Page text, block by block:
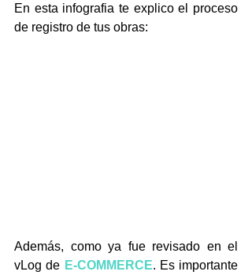
En esta infografia te explico el proceso
de registro de tus obras:
Además, como ya fue revisado en el
vLog de E-COMMERCE. Es importante